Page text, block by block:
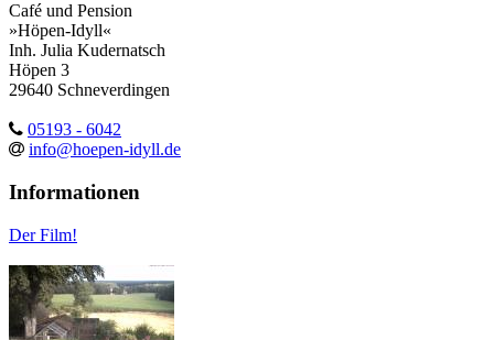
Café und Pension
»Höpen-Idyll«
Inh. Julia Kudernatsch
Höpen 3
29640 Schneverdingen
05193 - 6042
info@hoepen-idyll.de
Informationen
Der Film!